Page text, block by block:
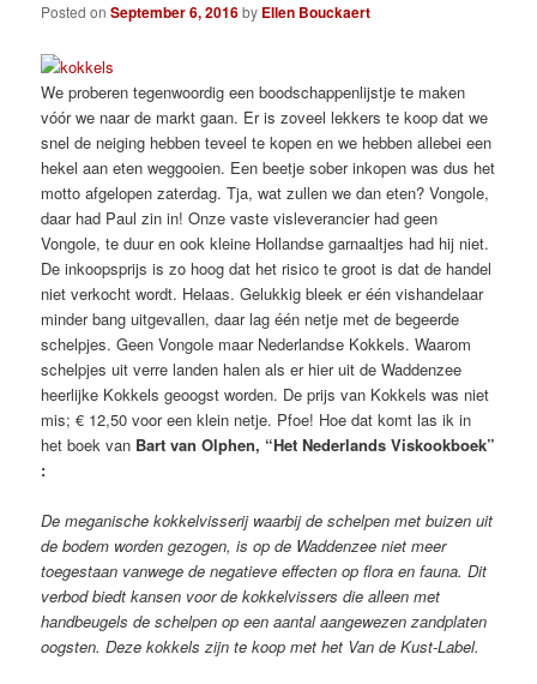
Posted onSeptember 6, 2016by Ellen Bouckaert
We proberen tegenwoordig een boodschappenlijstje te maken
vóór we naar de markt gaan. Er is zoveel lekkers te koop dat we
snel de neiging hebben teveel te kopen en we hebben allebei een
hekel aan eten weggooien. Een beetje sober inkopen was dus het
motto afgelopen zaterdag. Tja, wat zullen we dan eten? Vongole,
daar had Paul zin in! Onze vaste visleverancier had geen
Vongole, te duur en ook kleine Hollandse garnaaltjes had hij niet.
De inkoopsprijs is zo hoog dat het risico te groot is dat de handel
niet verkocht wordt. Helaas. Gelukkig bleek er één vishandelaar
minder bang uitgevallen, daar lag één netje met de begeerde
schelpjes. Geen Vongole maar Nederlandse Kokkels. Waarom
schelpjes uit verre landen halen als er hier uit de Waddenzee
heerlijke Kokkels geoogst worden. De prijs van Kokkels was niet
mis; € 12,50 voor een klein netje. Pfoe! Hoe dat komt las ik in
het boek van Bart van Olphen, “Het Nederlands Viskookboek”
:
De meganische kokkelvisserij waarbij de schelpen met buizen uit
de bodem worden gezogen, is op de Waddenzee niet meer
toegestaan vanwege de negatieve effecten op flora en fauna. Dit
verbod biedt kansen voor de kokkelvissers die alleen met
handbeugels de schelpen op een aantal aangewezen zandplaten
oogsten. Deze kokkels zijn te koop met het Van de Kust-Label.